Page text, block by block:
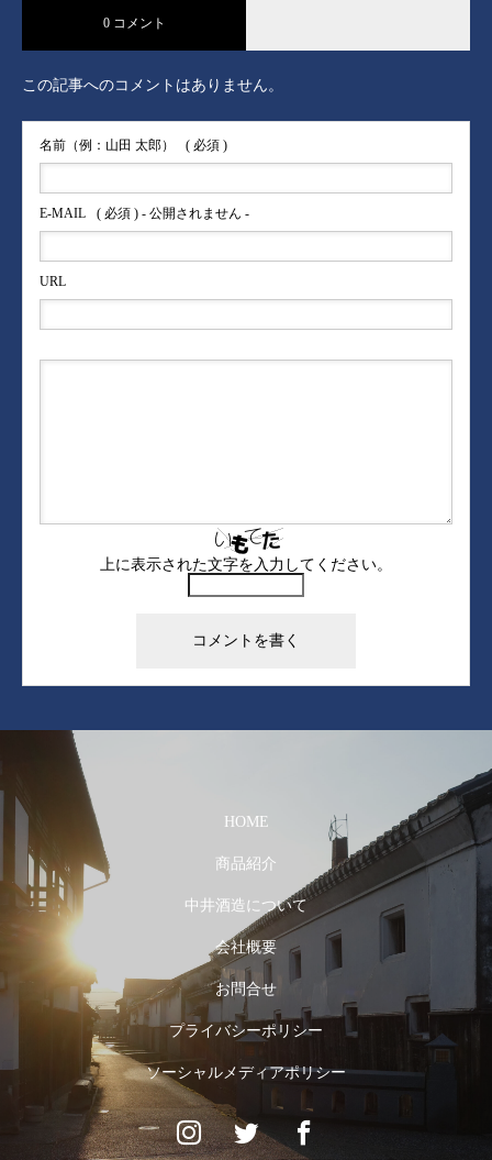
0 コメント
この記事へのコメントはありません。
名前（例：山田 太郎） ( 必須 )
E-MAIL ( 必須 ) - 公開されません -
URL
上に表示された文字を入力してください。
HOME
商品紹介
中井酒造について
会社概要
お問合せ
プライバシーポリシー
ソーシャルメディアポリシー